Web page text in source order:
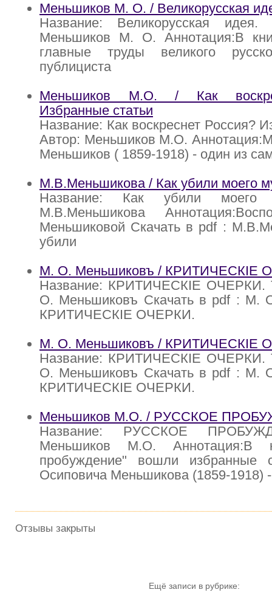
Меньшиков М. О. / Великорусская
Название: Великорусская
Меньшиков М. О. Аннотация:В
главные труды великого
публициста
Меньшиков М.О. / Как
Избранные статьи
Название: Как воскреснет Россия?
Автор: Меньшиков М.О.
Меньшиков ( 1859-1918) - один из
М.В.Меньшикова / Как убили моего
Название: Как убили моего
М.В.Меньшикова
Меньшиковой Скачать в pdf :
убили
М. О. Меньшиковъ / КРИТИЧЕСКIЕ
Название: КРИТИЧЕСКIЕ ОЧЕРКИ.
О. Меньшиковъ Скачать в pdf : М.
КРИТИЧЕСКIЕ ОЧЕРКИ.
М. О. Меньшиковъ / КРИТИЧЕСКIЕ
Название: КРИТИЧЕСКIЕ ОЧЕРКИ.
О. Меньшиковъ Скачать в pdf : М.
КРИТИЧЕСКIЕ ОЧЕРКИ.
Меньшиков М.О. / РУССКОЕ
Название: РУССКОЕ
Меньшиков М.О. Аннотация:В
пробуждение" вошли избранные
Осиповича Меньшикова (1859-1918) -
Отзывы закрыты
Ещё записи в рубрике: